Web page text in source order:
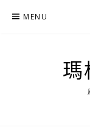
MENU
瑪